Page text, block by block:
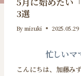
3選
By mizuki 2025.05.29
忙しいマ
こんにちは、加藤みず